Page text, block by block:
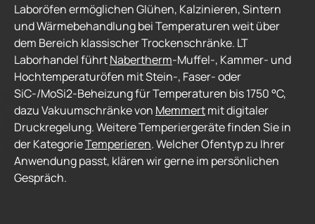
Laboröfen ermöglichen Glühen, Kalzinieren, Sintern
und Wärmebehandlung bei Temperaturen weit über
dem Bereich klassischer Trockenschränke. LT
Laborhandel führtNabertherm-Muffel-, Kammer- und
Hochtemperaturöfen mit Stein-, Faser- oder
SiC-/MoSi2-Beheizung für Temperaturen bis 1750 °C,
dazu Vakuumschränke von Memmertmit digitaler
Druckregelung. Weitere Temperiergeräte finden Sie in
der KategorieTemperieren. Welcher Ofentyp zu Ihrer
Anwendung passt, klären wir gerne im persönlichen
Gespräch.